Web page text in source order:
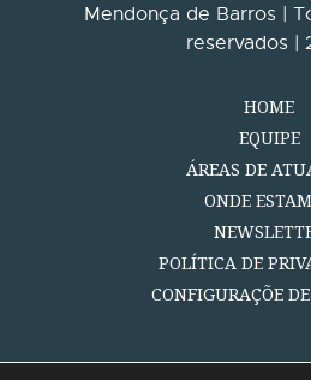
Mendonça de Barros |
reservados |
HOME
EQUIPE
ÁREAS DE
ONDE
POLÍTICA DE
CONFIGURAÇÕE